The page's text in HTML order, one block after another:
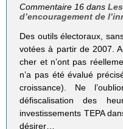
Commentaire 16 dans
d’encouragement de
Des outils électoraux,
votées à partir de 2007.
cher et n’ont pas
n’a pas été évalué
croissance). Ne
défiscalisation des
investissements TEPA
désirer…